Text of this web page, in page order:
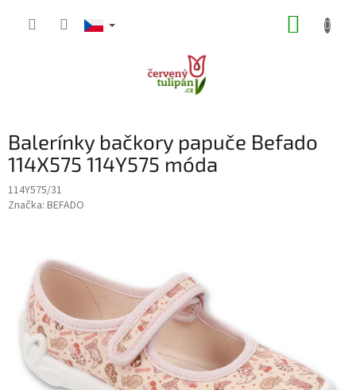
Balerínky bačkory papuče Befado
114X575 114Y575 móda
114Y575/31
Značka: BEFADO